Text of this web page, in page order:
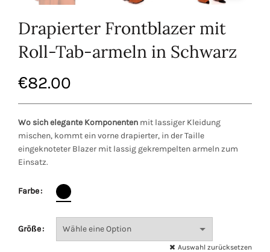
Drapierter Frontblazer mit
Roll-Tab-armeln in Schwarz
€82.00
Wo sich elegante Komponenten mit lassiger Kleidung
mischen, kommt ein vorne drapierter, in der Taille
eingeknoteter Blazer mit lassig gekrempelten armeln zum
Einsatz.
Farbe
Größe
Auswahl zurücksetzen